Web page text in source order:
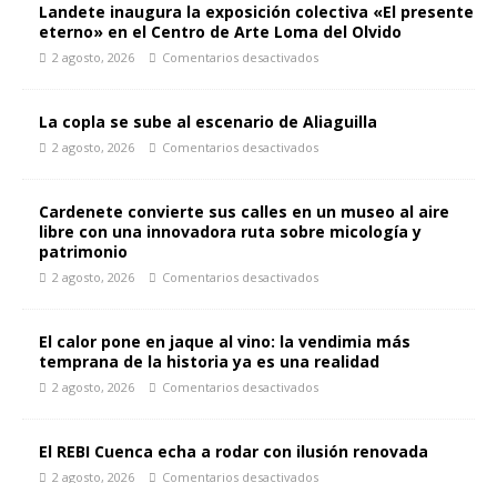
Landete inaugura la exposición colectiva «El presente
eterno» en el Centro de Arte Loma del Olvido
2 agosto, 2026 Comentarios desactivados
La copla se sube al escenario de Aliaguilla
2 agosto, 2026 Comentarios desactivados
Cardenete convierte sus calles en un museo al aire
libre con una innovadora ruta sobre micología y
patrimonio
2 agosto, 2026 Comentarios desactivados
El calor pone en jaque al vino: la vendimia más
temprana de la historia ya es una realidad
2 agosto, 2026 Comentarios desactivados
El REBI Cuenca echa a rodar con ilusión renovada
2 agosto, 2026 Comentarios desactivados